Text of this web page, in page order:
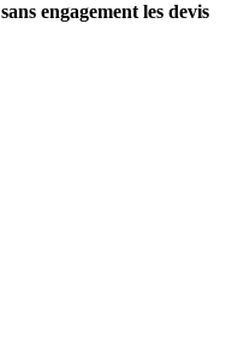
sans engagement les devis